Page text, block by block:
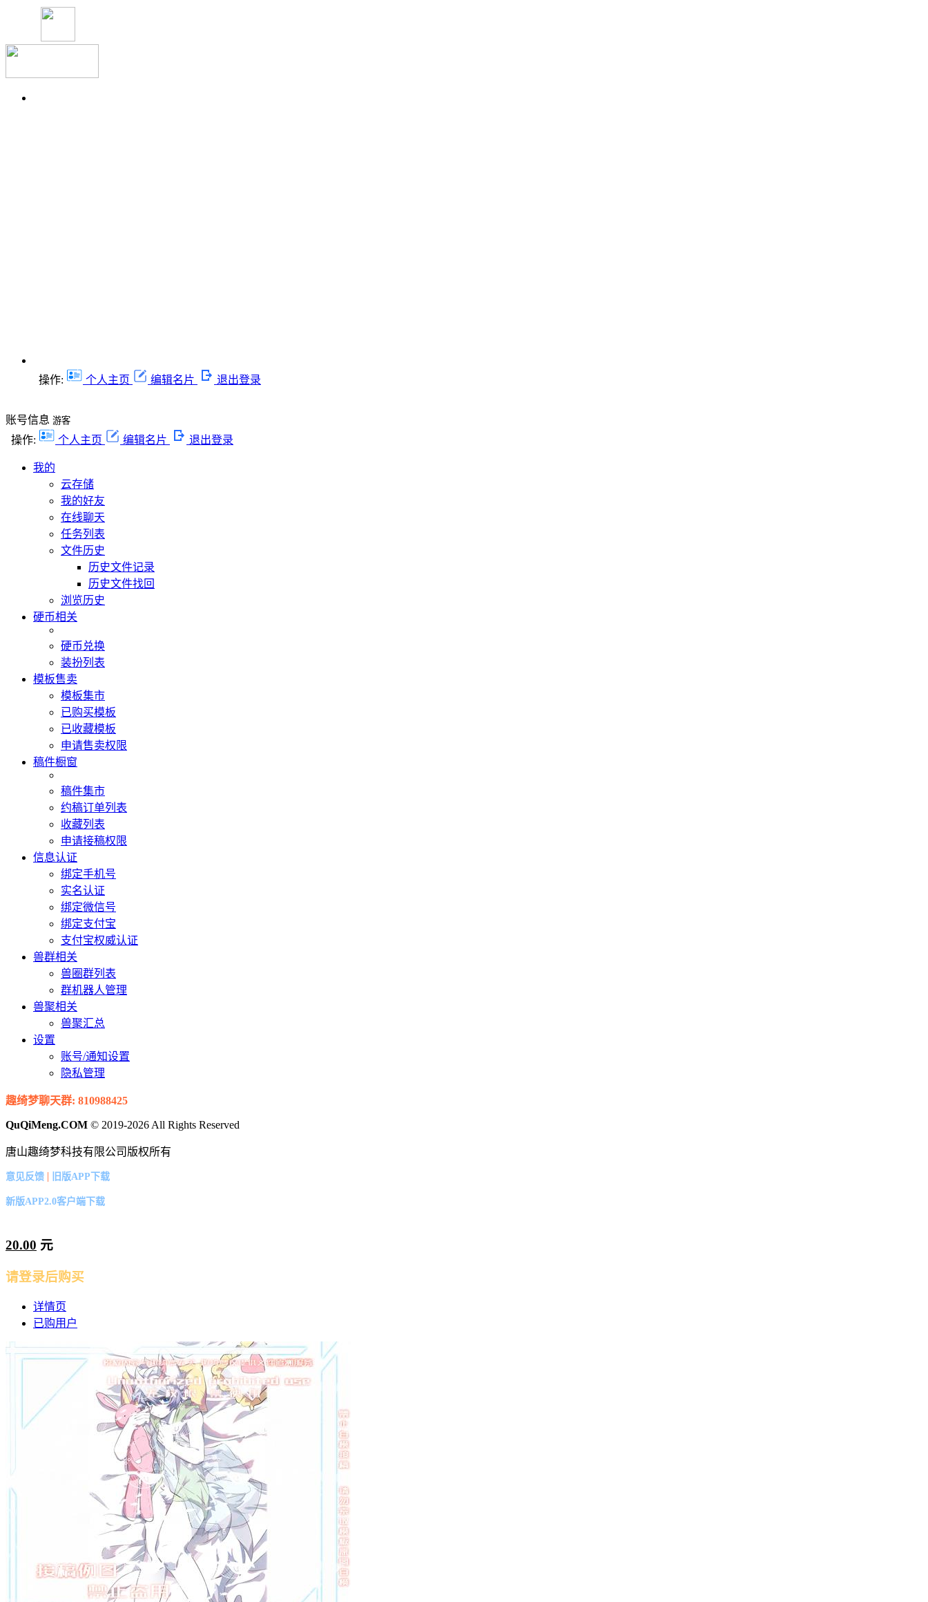
操作: 个人主页 编辑名片 退出登录
账号信息 游客
操作: 个人主页 编辑名片 退出登录
我的
云存储
我的好友
在线聊天
任务列表
文件历史
历史文件记录
历史文件找回
浏览历史
硬币相关
硬币兑换
装扮列表
模板售卖
模板集市
已购买模板
已收藏模板
申请售卖权限
稿件橱窗
稿件集市
约稿订单列表
收藏列表
申请接稿权限
信息认证
绑定手机号
实名认证
绑定微信号
绑定支付宝
支付宝权威认证
兽群相关
兽圈群列表
群机器人管理
兽聚相关
兽聚汇总
设置
账号/通知设置
隐私管理
趣绮梦聊天群: 810988425
QuQiMeng.COM © 2019-2026 All Rights Reserved
唐山趣绮梦科技有限公司版权所有
意见反馈 | 旧版APP下载
新版APP2.0客户端下载
20.00 元
请登录后购买
详情页
已购用户